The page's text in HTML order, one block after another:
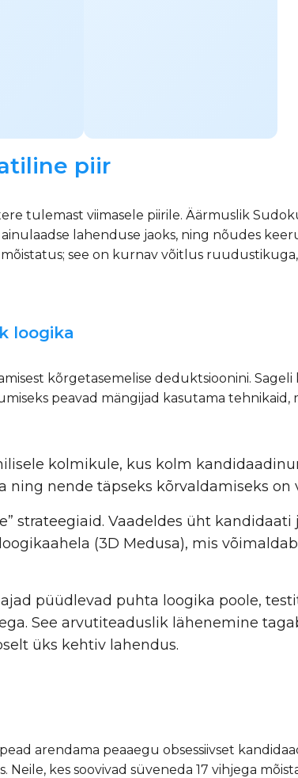
piir
tulemast viimasele piirile. Äärmuslik
lahenduse jaoks, ning nõudes
see on kurnav võitlus
loogika
kõrgetasemelise deduktsioonini.
peavad mängijad kasutama
kolmikule, kus kolm
nende täpseks kõrvaldamiseks on
strateegiaid. Vaadeldes üht kandidaati
(3D Medusa), mis
püüdlevad puhta loogika poole,
See arvutiteaduslik lähenemine
üks kehtiv lahendus.
arendama peaaegu obsessiivset
kes soovivad süveneda 17 vihjega